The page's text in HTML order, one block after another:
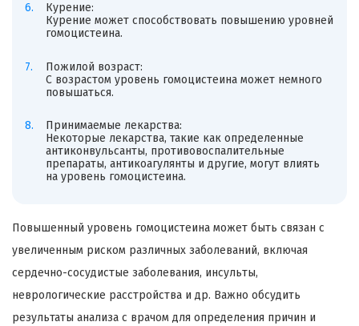
Курение:
Курение может способствовать повышению уровней
гомоцистеина.
Пожилой возраст:
С возрастом уровень гомоцистеина может немного
повышаться.
Принимаемые лекарства:
Некоторые лекарства, такие как определенные
антиконвульсанты, противовоспалительные
препараты, антикоагулянты и другие, могут влиять
на уровень гомоцистеина.
Повышенный уровень гомоцистеина может быть связан с
увеличенным риском различных заболеваний, включая
сердечно-сосудистые заболевания, инсульты,
неврологические расстройства и др. Важно обсудить
результаты анализа с врачом для определения причин и